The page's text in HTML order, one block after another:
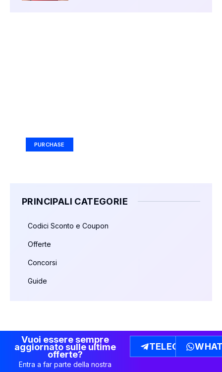
PURCHASE
PRINCIPALI CATEGORIE
Codici Sconto e Coupon
Offerte
Concorsi
Guide
Vuoi essere sempre
aggiornato sulle ultime
offerte?
Entra a far parte della nostra
TELEGRAM